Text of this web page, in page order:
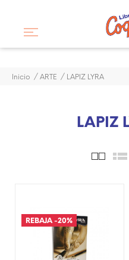
Inicio ARTE LAPIZ LYRA
LAPIZ
REBAJA -20%